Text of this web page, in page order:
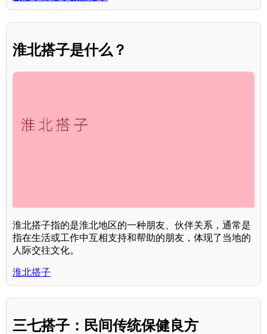
淮北搭子是什么？
淮北搭子指的是淮北地区的一种朋友、伙伴关系，通常是
指在生活或工作中互相支持和帮助的朋友，体现了当地的
人际交往文化。
淮北搭子
三七搭子：民间传统保健良方